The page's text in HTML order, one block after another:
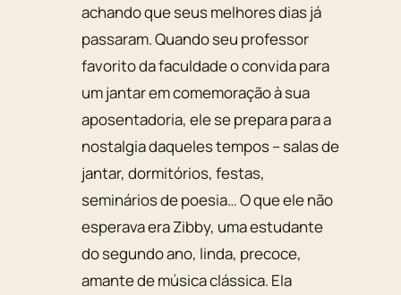
achando que seus melhores dias já
passaram. Quando seu professor
favorito da faculdade o convida para
um jantar em comemoração à sua
aposentadoria, ele se prepara para a
nostalgia daqueles tempos – salas de
jantar, dormitórios, festas,
seminários de poesia… O que ele não
esperava era Zibby, uma estudante
do segundo ano, linda, precoce,
amante de música clássica. Ela